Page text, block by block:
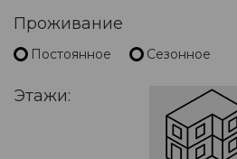
Проживание
Постоянное Сезонное
Этажи: